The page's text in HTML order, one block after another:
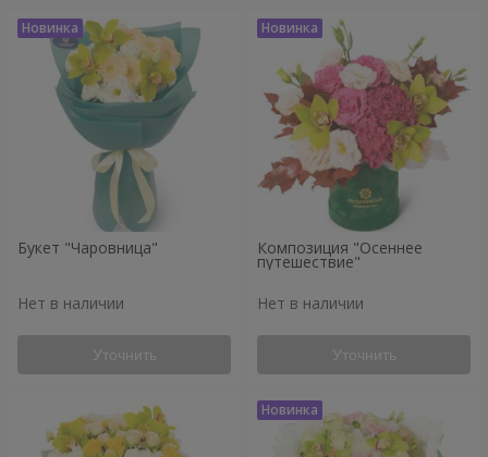
Букет "Чаровница"
Нет в наличии
Уточнить
Композиция "Осеннее
путешествие"
Нет в наличии
Уточнить